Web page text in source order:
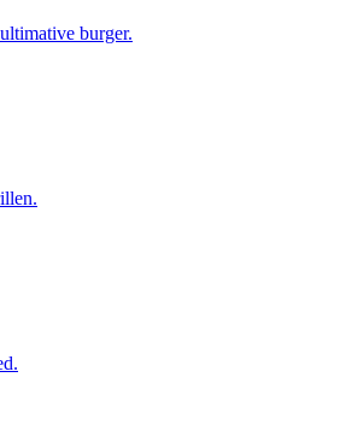
burger.